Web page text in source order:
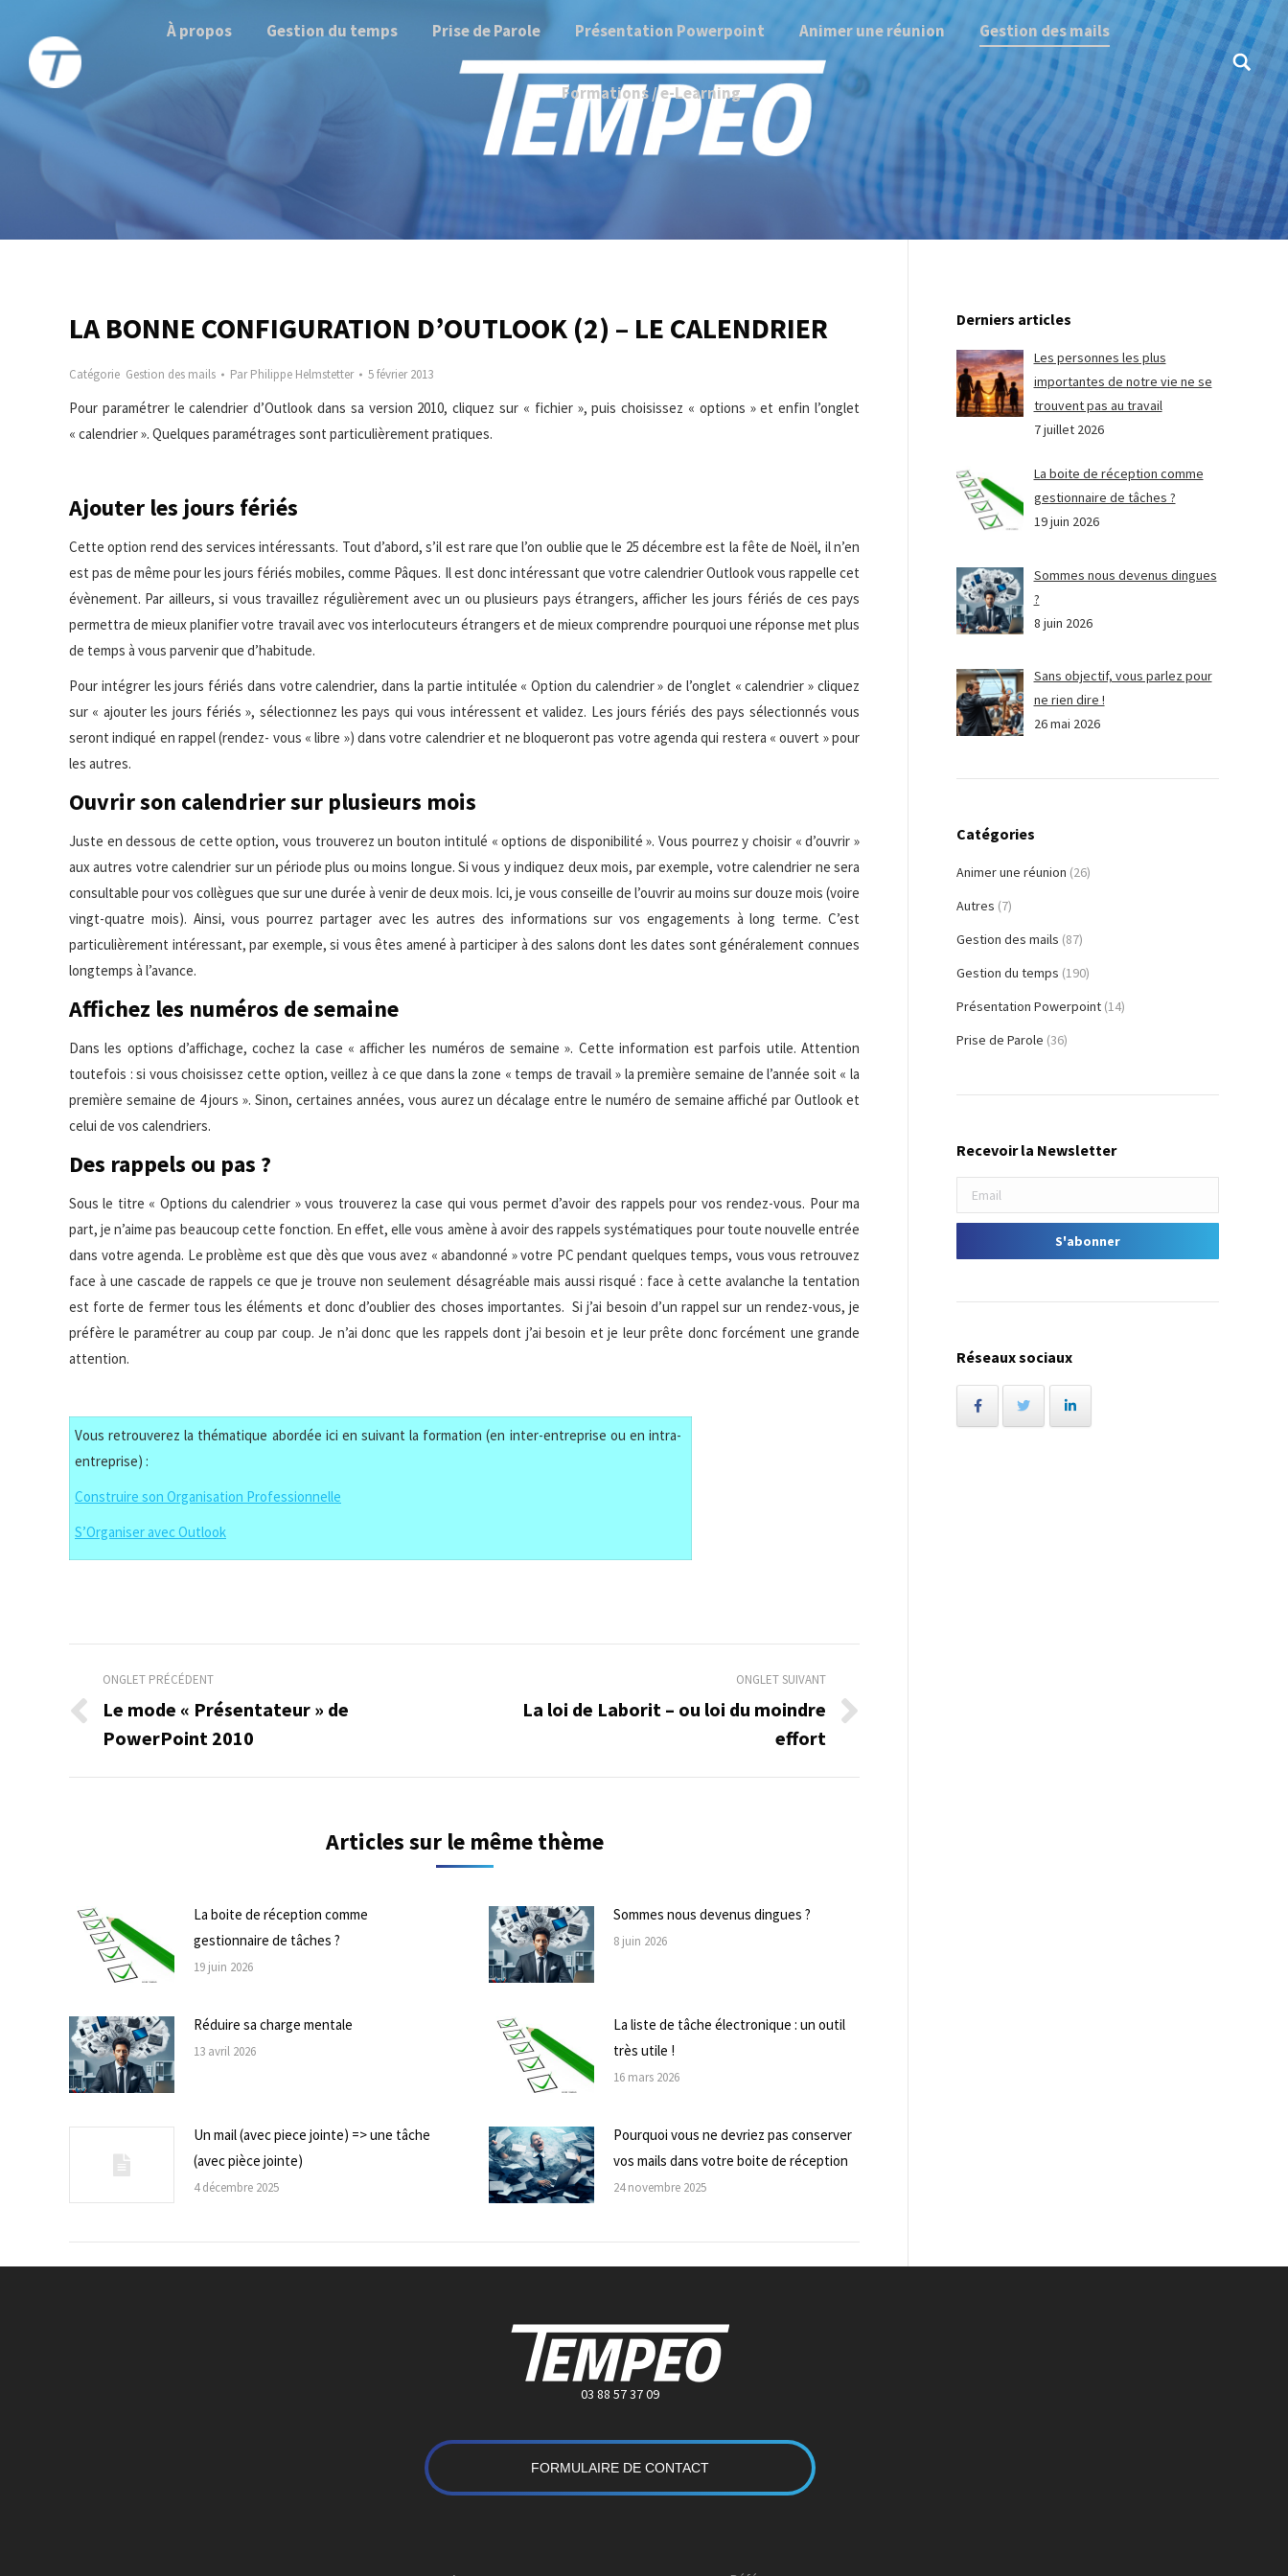
À propos Gestion du temps Prise de Parole Présentation Powerpoint Animer une réunion Gestion des mails
Formations / e-Learning
Search:
LA BONNE CONFIGURATION D’OUTLOOK (2) – LE CALENDRIER
Catégorie Gestion des mails ParPhilippe Helmstetter 5 février 2013
Pour paramétrer le calendrier d’Outlook dans sa version 2010, cliquez sur « fichier », puis choisissez « options » et enfin l’onglet
« calendrier ». Quelques paramétrages sont particulièrement pratiques.
Ajouter les jours fériés
Cette option rend des services intéressants. Tout d’abord, s’il est rare que l’on oublie que le 25 décembre est la fête de Noël, il n’en
est pas de même pour les jours fériés mobiles, comme Pâques. Il est donc intéressant que votre calendrier Outlook vous rappelle cet
évènement. Par ailleurs, si vous travaillez régulièrement avec un ou plusieurs pays étrangers, afficher les jours fériés de ces pays
permettra de mieux planifier votre travail avec vos interlocuteurs étrangers et de mieux comprendre pourquoi une réponse met plus
de temps à vous parvenir que d’habitude.
Pour intégrer les jours fériés dans votre calendrier, dans la partie intitulée « Option du calendrier » de l’onglet « calendrier » cliquez
sur « ajouter les jours fériés », sélectionnez les pays qui vous intéressent et validez. Les jours fériés des pays sélectionnés vous
seront indiqué en rappel (rendez- vous « libre ») dans votre calendrier et ne bloqueront pas votre agenda qui restera « ouvert » pour
les autres.
Ouvrir son calendrier sur plusieurs mois
Juste en dessous de cette option, vous trouverez un bouton intitulé « options de disponibilité ». Vous pourrez y choisir « d’ouvrir »
aux autres votre calendrier sur un période plus ou moins longue. Si vous y indiquez deux mois, par exemple, votre calendrier ne sera
consultable pour vos collègues que sur une durée à venir de deux mois. Ici, je vous conseille de l’ouvrir au moins sur douze mois (voire
vingt-quatre mois). Ainsi, vous pourrez partager avec les autres des informations sur vos engagements à long terme. C’est
particulièrement intéressant, par exemple, si vous êtes amené à participer à des salons dont les dates sont généralement connues
longtemps à l’avance.
Affichez les numéros de semaine
Dans les options d’affichage, cochez la case « afficher les numéros de semaine ». Cette information est parfois utile. Attention
toutefois : si vous choisissez cette option, veillez à ce que dans la zone « temps de travail » la première semaine de l’année soit « la
première semaine de 4 jours ». Sinon, certaines années, vous aurez un décalage entre le numéro de semaine affiché par Outlook et
celui de vos calendriers.
Des rappels ou pas ?
Sous le titre « Options du calendrier » vous trouverez la case qui vous permet d’avoir des rappels pour vos rendez-vous. Pour ma
part, je n’aime pas beaucoup cette fonction. En effet, elle vous amène à avoir des rappels systématiques pour toute nouvelle entrée
dans votre agenda. Le problème est que dès que vous avez « abandonné » votre PC pendant quelques temps, vous vous retrouvez
face à une cascade de rappels ce que je trouve non seulement désagréable mais aussi risqué : face à cette avalanche la tentation
est forte de fermer tous les éléments et donc d’oublier des choses importantes. Si j’ai besoin d’un rappel sur un rendez-vous, je
préfère le paramétrer au coup par coup. Je n’ai donc que les rappels dont j’ai besoin et je leur prête donc forcément une grande
attention.
Vous retrouverez la thématique abordée ici en suivant la formation (en inter-entreprise ou en intra-
entreprise) :
Construire son Organisation Professionnelle
S’Organiser avec Outlook
Navigation
de
commentaire
ONGLET PRÉCÉDENT
Onglet
précédent
Le mode « Présentateur » de
PowerPoint 2010
ONGLET SUIVANT
Onglet
La loi de Laborit – ou loi du moindre
effort
Articles sur le même thème
La boite de réception comme
gestionnaire de tâches ?
19 juin 2026
Sommes nous devenus dingues ?
8 juin 2026
Réduire sa charge mentale
13 avril 2026
La liste de tâche électronique : un outil
très utile !
16 mars 2026
Un mail (avec piece jointe) => une tâche
(avec pièce jointe)
4 décembre 2025
Pourquoi vous ne devriez pas conserver
vos mails dans votre boite de réception
24 novembre 2025
Derniers articles
Les personnes les plus
importantes de notre vie ne se
trouvent pas au travail
7 juillet 2026
La boite de réception comme
gestionnaire de tâches ?
19 juin 2026
Sommes nous devenus dingues
?
8 juin 2026
Sans objectif, vous parlez pour
ne rien dire !
26 mai 2026
Catégories
Animer une réunion (26)
Autres (7)
Gestion des mails (87)
Gestion du temps (190)
Présentation Powerpoint (14)
Prise de Parole (36)
Recevoir la Newsletter
Réseaux sociaux
03 88 57 37 09
FORMULAIRE DE CONTACT